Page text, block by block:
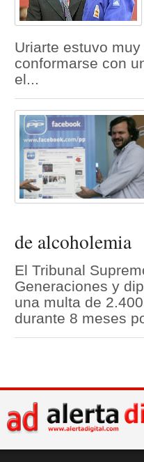
Uriarte estuvo
conformarse con
el...
de alcoholemia
El Tribunal
Generaciones y
una multa de
durante 8 meses